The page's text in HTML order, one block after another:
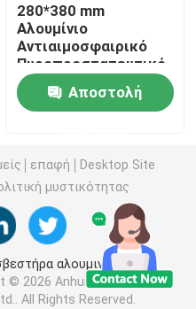
Διαδρομής Εξόδου
κιγκλιδωμάτων
Ασφαλείας
280*380 mm
Αλουμίνιο
Αντιαιμοσφαιρικό
Πυροπροστατευτικό
Σημάδι Ασφάλειας
Έξοδος Φωτεινός
στο σκοτάδι
Αποστολή
επαφή
Desktop Site
μυστικότητας
αλουμινίου
© 2026 Anhui Angran
All Rights Reserved.